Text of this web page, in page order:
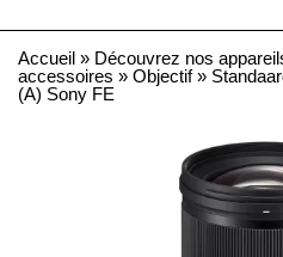
Accueil » Découvrez nos
accessoires » Objectif»
(A) Sony FE